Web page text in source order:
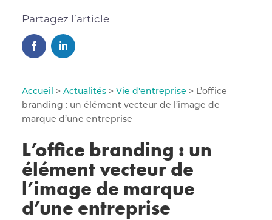
Partagez l’article
Accueil >Actualités >Vie d'entreprise > L’office
branding : un élément vecteur de l’image de
marque d’une entreprise
L’office branding : un
élément vecteur de
l’image de marque
d’une entreprise